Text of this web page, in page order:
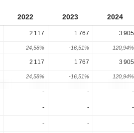
2022 2023 2024
2 117 1 767 3 905
24,58% -16,51% 120,94%
2 117 1 767 3 905
24,58% -16,51% 120,94%
- - -
- - -
- - -